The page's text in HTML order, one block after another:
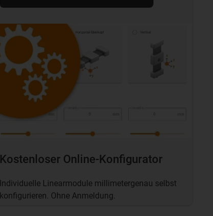
Kostenloser Online-Konfigurator
Individuelle Linearmodule millimetergenau selbst
konfigurieren. Ohne Anmeldung.